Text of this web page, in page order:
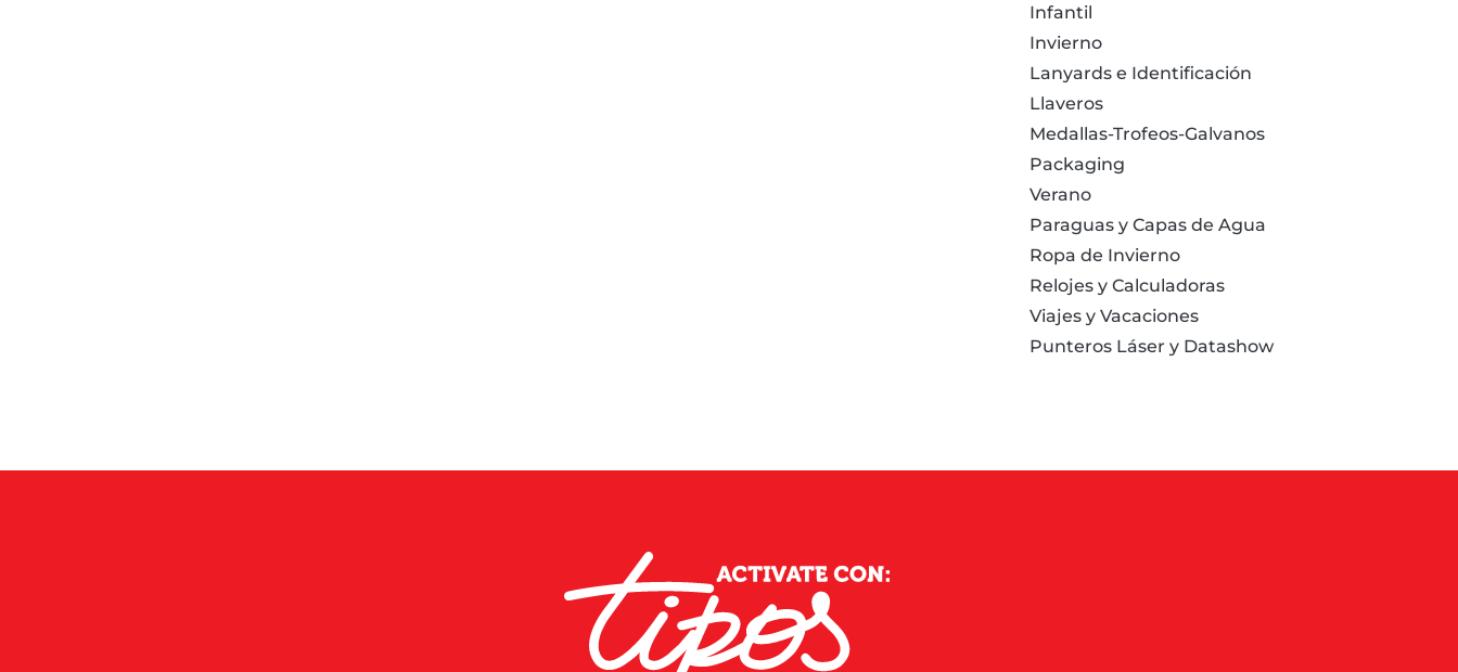
Infantil
Invierno
Lanyards e Identificación
Llaveros
Medallas-Trofeos-Galvanos
Packaging
Verano
Paraguas y Capas de Agua
Ropa de Invierno
Relojes y Calculadoras
Viajes y Vacaciones
Punteros Láser y Datashow